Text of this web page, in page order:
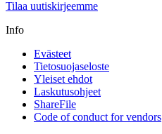
Tilaa uutiskirjeemme
Info
Evästeet
Tietosuojaseloste
Yleiset ehdot
Laskutusohjeet
ShareFile
Code of conduct for vendors